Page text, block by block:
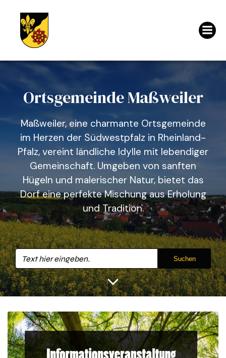
Ortsgemeinde Maßweiler
Maßweiler, eine charmante Ortsgemeinde
im Herzen der Südwestpfalz in Rheinland-
Pfalz, vereint ländliche Idylle mit lebendiger
Gemeinschaft. Umgeben von sanften
Hügeln und malerischer Natur, bietet das
Dorf eine perfekte Mischung aus Erholung
und Tradition.
Suchen